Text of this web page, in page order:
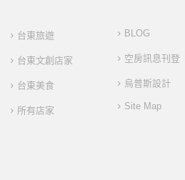
台東旅遊
台東文創店家
台東美食
所有店家
BLOG
空房訊息刊登
烏普斯設計
Site Map